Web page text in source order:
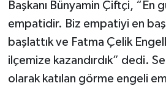
Başkanı Bünyamin Çiftçi, “En
empatidir. Biz empatiyi en
başlattık ve Fatma Çelik
ilçemize kazandırdık” dedi.
olarak katılan görme engeli